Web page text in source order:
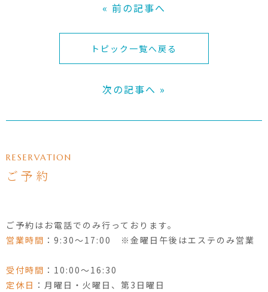
« 前の記事へ
トピック一覧へ戻る
次の記事へ »
RESERVATION
ご予約
ご予約はお電話でのみ行っております。
営業時間 ：9:30〜17:00 ※金曜日午後はエステのみ営業
受付時間 ：10:00〜16:30
定休日 ：月曜日・火曜日、第3日曜日